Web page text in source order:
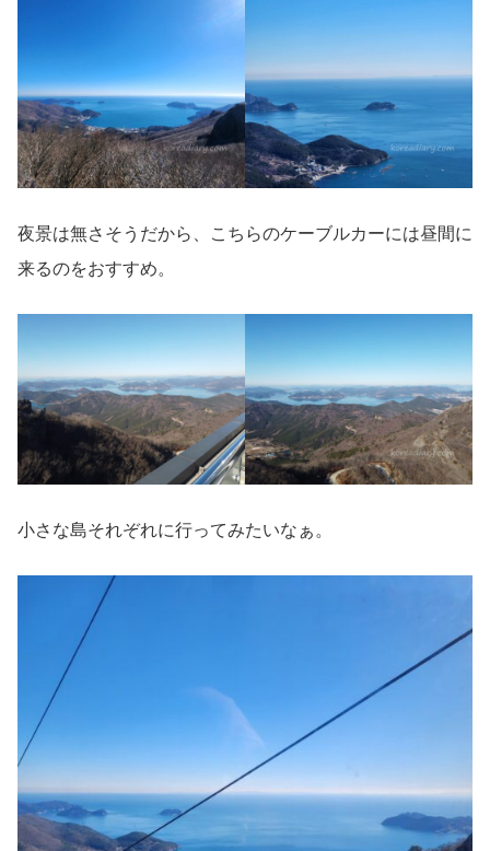
夜景は無さそうだから、こちらのケーブルカーには昼間に
来るのをおすすめ。
小さな島それぞれに行ってみたいなぁ。